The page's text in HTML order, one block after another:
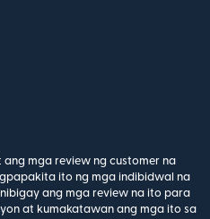
ang mga review ng customer na
ito ng mga indibidwal na
ang mga review na ito para
at kumakatawan ang mga ito sa